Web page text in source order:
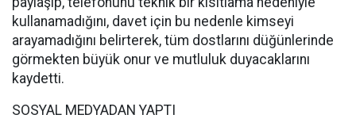
kullanamadığını, davet için bu nedenle kimseyi
arayamadığını belirterek, tüm dostlarını düğünlerinde
görmekten büyük onur ve mutluluk duyacaklarını
kaydetti.
SOSYAL MEDYADAN YAPTI